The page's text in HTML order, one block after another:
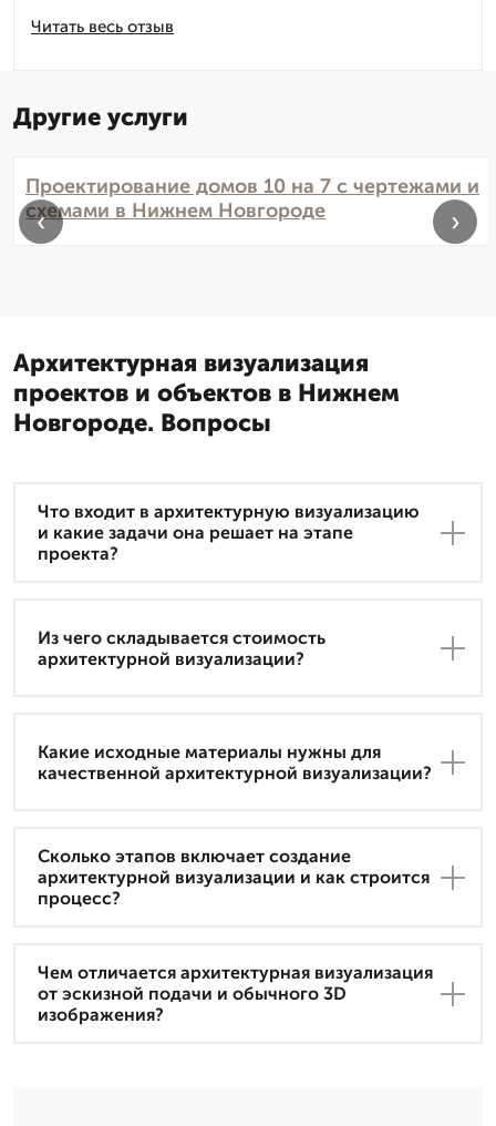
Читать весь отзыв
Другие услуги
Проектирование домов 10 на 7 с чертежами и
схемами в Нижнем Новгороде
‹ ›
Архитектурная визуализация
проектов и объектов в Нижнем
Новгороде. Вопросы
Что входит в архитектурную визуализацию
и какие задачи она решает на этапе
проекта?
Из чего складывается стоимость
архитектурной визуализации?
Какие исходные материалы нужны для
качественной архитектурной визуализации?
Сколько этапов включает создание
архитектурной визуализации и как строится
процесс?
Чем отличается архитектурная визуализация
от эскизной подачи и обычного 3D
изображения?